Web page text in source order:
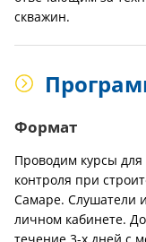
скважин.
Формат
Проводим курсы для
контроля при
Самаре. Слушатели
личном кабинете.